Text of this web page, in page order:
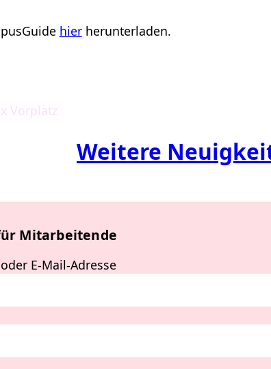
hierherunterladen.
Weitere
Mitarbeitende
E-Mail-Adresse